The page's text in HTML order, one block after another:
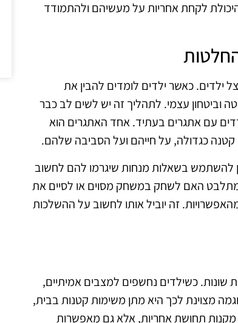
לקחת אחריות על מעשיהם ולהתמודד
ילדים. כאשר ילדים לומדים להבין את
עצמי. לתהליך זה יש לשים לב כבר
עם אתגרים בעתיד. אחד האתגרים הוא
כגדולה, על חייהם ועל הסביבה שלהם.
להשתמש בשאלות מנחות שיגרמו להם לחשוב
האם לשחק במשחק מסוים או לסיים את
זה יוביל אותו לחשוב על ההשלכות
שונות. כשילדים נחשפים למצבים אמיתיים,
מצוינת לכך היא מתן משימות קטנות בבית,
מקנות תחושת אחריות, אלא גם מאפשרות